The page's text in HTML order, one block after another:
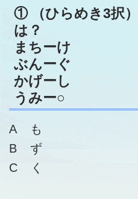
① （ひらめき3択
は？
まちーけ
ぶんーぐ
かげーし
うみー○
A も
B ず
C く